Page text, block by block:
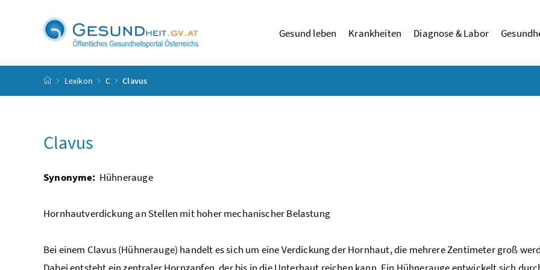
Gesund leben Krankheiten Diagnose & Labor
Startseite
Lexikon C Clavus
Clavus
Synonyme: Hühnerauge
Hornhautverdickung an Stellen mit hoher mechanischer Belastung
Bei einem Clavus (Hühnerauge) handelt es sich um eine Verdickung der Hornhaut, die mehrere Zentimeter groß